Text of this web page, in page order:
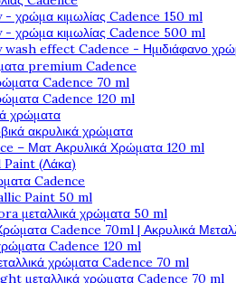
χρώμα κιμωλίας Cadence 150 ml
χρώμα κιμωλίας Cadence 500 ml
effect Cadence - Ημιδιάφανο
premium Cadence
Cadence 70 ml
Cadence 120 ml
χρώματα
ακρυλικά χρώματα
– Ματ Ακρυλικά Χρώματα 120 ml
Paint (Λάκα)
Cadence
Paint 50 ml
μεταλλικά χρώματα 50 ml
Cadence 70ml | Ακρυλικά
Cadence 120 ml
χρώματα Cadence 70 ml
μεταλλικά χρώματα Cadence 70 ml